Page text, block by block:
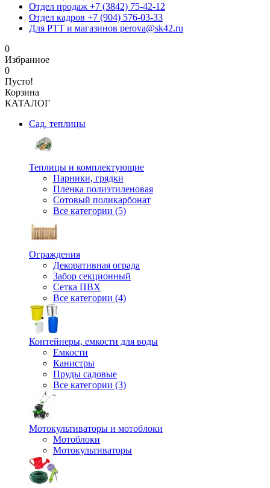
Отдел продаж +7 (3842) 75-42-12
Отдел кадров +7 (904) 576-03-33
Для РТТ и магазинов perova@sk42.ru
0
Избранное
0
Пусто!
Корзина
КАТАЛОГ
Сад, теплицы
Теплицы и комплектующие
Парники, грядки
Пленка полиэтиленовая
Сотовый поликарбонат
Все категории (5)
Ограждения
Декоративная ограда
Забор секционный
Сетка ПВХ
Все категории (4)
Контейнеры, емкости для воды
Емкости
Канистры
Пруды садовые
Все категории (3)
Мотокультиваторы и мотоблоки
Мотоблоки
Мотокультиваторы